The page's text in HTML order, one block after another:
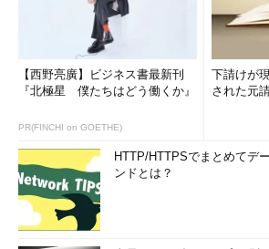
【西野亮廣】ビジネス書最新刊
『北極星 僕たちはどう働くか』
PR(FINCHI on GOETHE)
下請けが
された元
HTTP/HTTPSでまとめてデ
ンドとは？